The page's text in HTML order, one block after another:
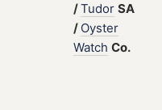
/Tudor SA
/ Oyster
Watch Co.